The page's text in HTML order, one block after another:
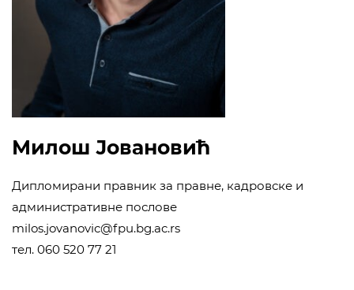
Милош Јовановић
Дипломирани правник за правне, кадровске и
административне послове
milos.jovanovic@fpu.bg.ac.rs
тел. 060 520 77 21